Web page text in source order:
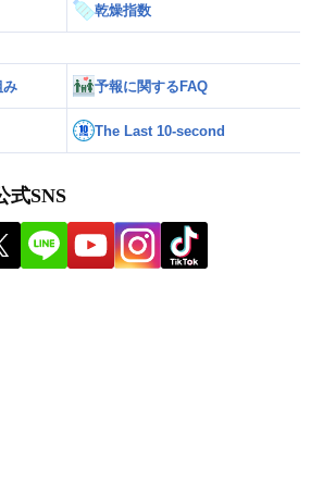
乾燥指数
み 予報に関するFAQ
The Last 10-second
式SNS